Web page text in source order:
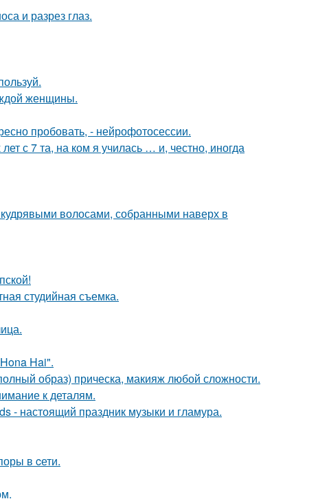
и разрез глаз.
женщины.
пробовать, - нейрофотосессии.
с 7 та, на ком я училась … и, честно, иногда
волосами, собранными наверх в
студийная съемка.
Hai".
образ) прическа, макияж любой сложности.
к деталям.
- настоящий праздник музыки и гламура.
в cети.